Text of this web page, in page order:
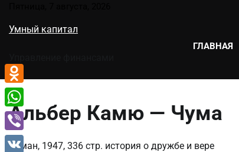
содержимому
Умный капитал
ГЛАВНАЯ
Альбер Камю — Чума
Роман, 1947, 336 стр. история о дружбе и вере
Odnoklassniki
WhatsApp
Viber